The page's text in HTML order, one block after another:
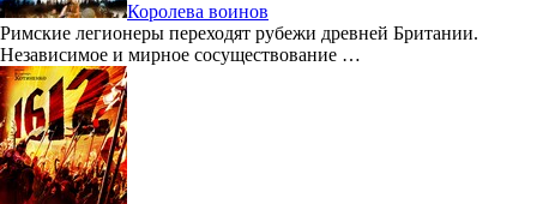
Королева воинов
Римские легионеры переходят рубежи древней Британии.
Независимое и мирное сосуществование …